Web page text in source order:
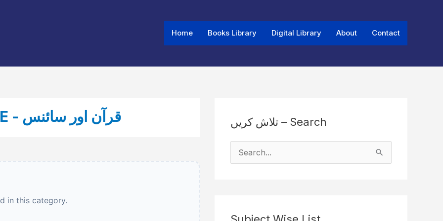
Home Books Library Digital Library About Contact
06 - QURAN AUR SCIENCE - قرآن اور سائنس
in this category.
تلاش کریں – Search
c